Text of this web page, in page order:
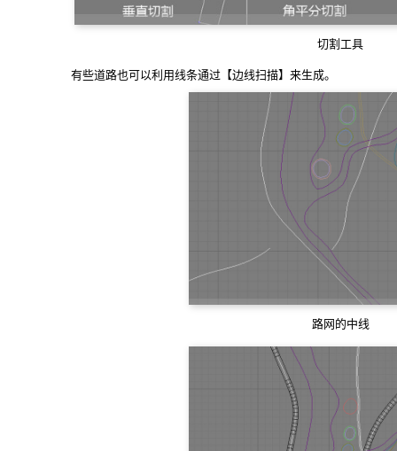
切割工具
有些道路也可以利用线条通过【边线扫描】来生成。
路网的中线